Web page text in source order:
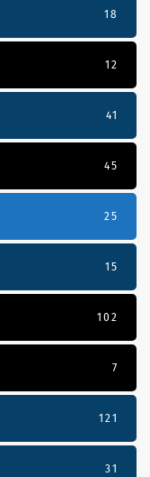
18
12
41
45
25
15
102
7
121
31